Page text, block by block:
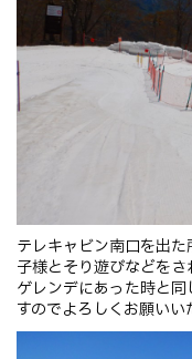
テレキャビン南口を出
子様とそり遊びなどを
ゲレンデにあった時と
すのでよろしくお願いい